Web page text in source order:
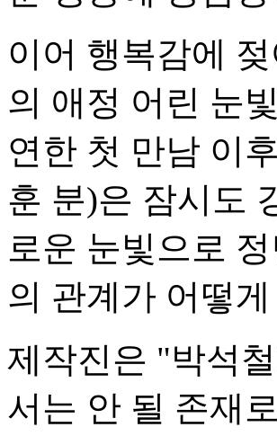
이어 행복감에
의 애정 어린 눈
연한 첫 만남 이
훈 분)은 잠시도
로운 눈빛으로
의 관계가 어떻
제작진은 "박석
서는 안 될 존재